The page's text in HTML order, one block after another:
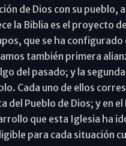
de Dios con su pueblo,
la Biblia es el proyecto
que se ha
también primera
del pasado; y la
Cada uno de ellos
del Pueblo de Dios; y en
que esta Iglesia ha
para cada situación